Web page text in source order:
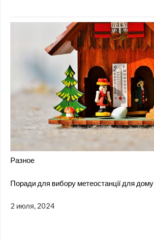
Разное
Поради для вибору метеостанції для дому
2 июля, 2024